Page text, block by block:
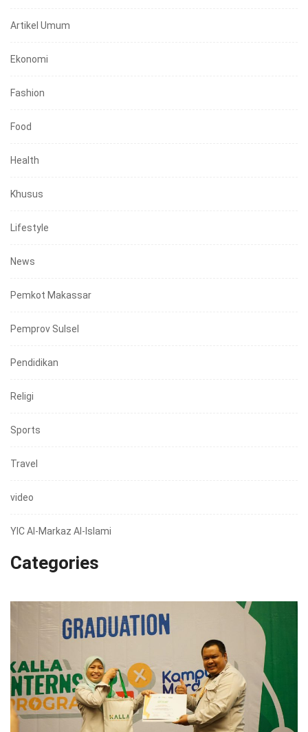
Artikel Umum
Ekonomi
Fashion
Food
Health
Khusus
Lifestyle
News
Pemkot Makassar
Pemprov Sulsel
Pendidikan
Religi
Sports
Travel
video
YIC Al-Markaz Al-Islami
Categories